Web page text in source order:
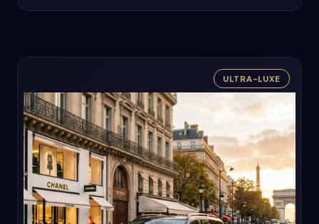
ULTRA-LUXE